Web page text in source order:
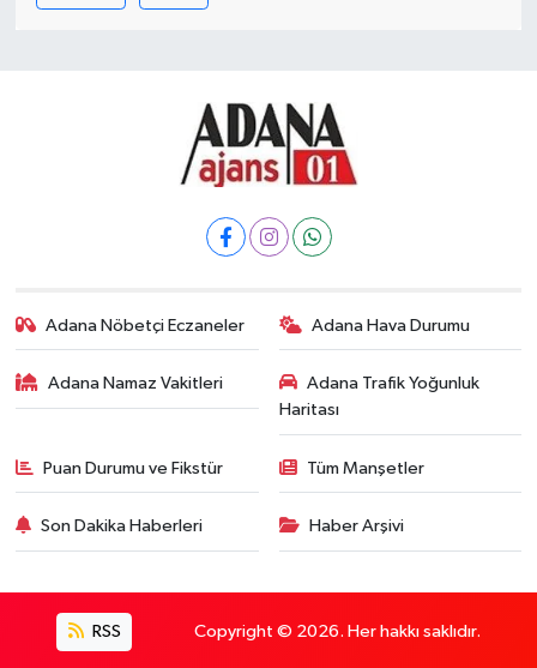
Adana Nöbetçi Eczaneler Adana Hava Durumu
Adana Namaz Vakitleri
Adana Trafik Yoğunluk
Haritası
Puan Durumu ve Fikstür Tüm Manşetler
Son Dakika Haberleri Haber Arşivi
RSS Copyright © 2026. Her hakkı saklıdır.